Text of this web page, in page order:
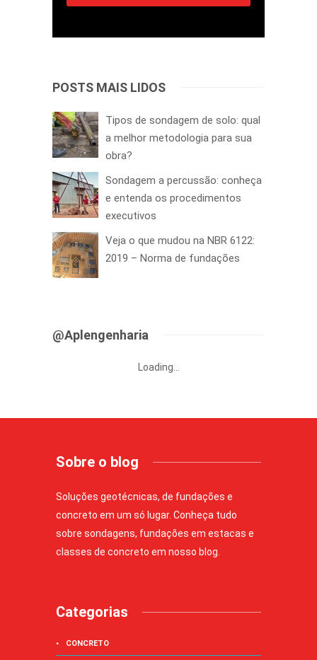
POSTS MAIS LIDOS
Tipos de sondagem de solo: qual
a melhor metodologia para sua
obra?
Sondagem a percussão: conheça
e entenda os procedimentos
executivos
Veja o que mudou na NBR 6122:
2019 – Norma de fundações
@Aplengenharia
Loading...
Sobre o blog
Soluções geotécnicas, de fundações e
concreto em um só lugar. Conheça tudo
sobre sondagens, fundações em estacas e
classes de concreto em nosso blog.
Categorias
CONCRETO